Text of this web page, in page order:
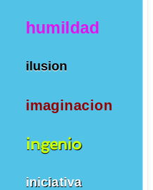
humildad
ilusion
imaginacion
ingenio
iniciativa